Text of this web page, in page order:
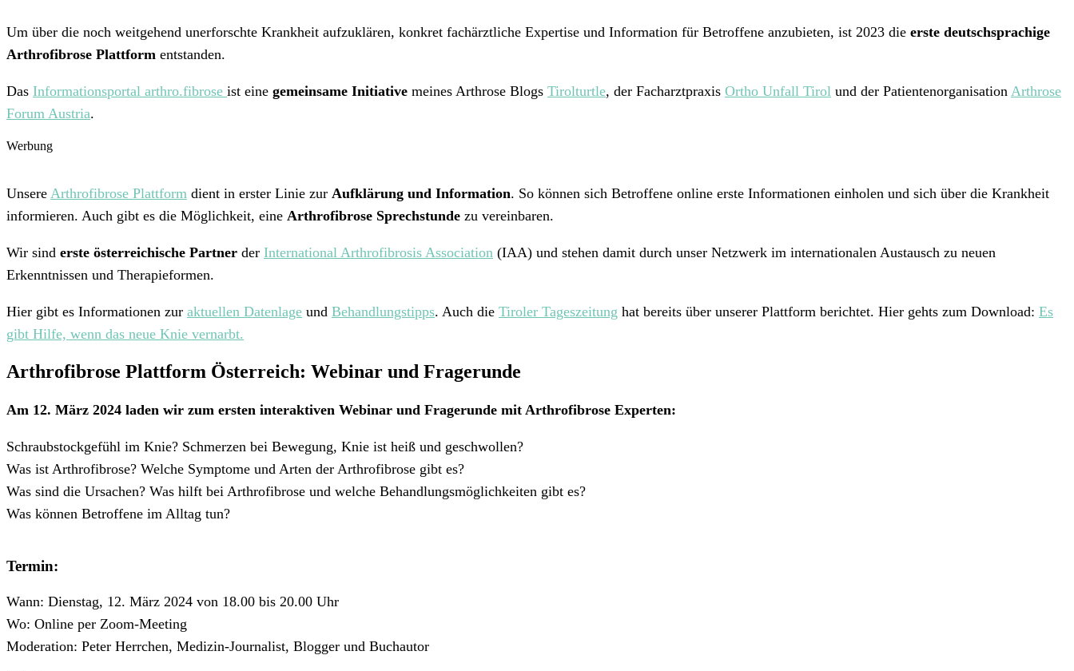
Um über die noch weitgehend unerforschte Krankheit aufzuklären, konkret fachärztliche Expertise und Information für Betroffene anzubieten, ist 2023 die erste deutschsprachige
Arthrofibrose Plattform entstanden.
Das Informationsportal arthro.fibrose ist eine gemeinsame Initiative meines Arthrose Blogs Tirolturtle, der Facharztpraxis Ortho Unfall Tirol und der Patientenorganisation Arthrose
Forum Austria.
Werbung
Unsere Arthrofibrose Plattform dient in erster Linie zur Aufklärung und Information. So können sich Betroffene online erste Informationen einholen und sich über die Krankheit
informieren. Auch gibt es die Möglichkeit, eine Arthrofibrose Sprechstunde zu vereinbaren.
Wir sind erste österreichische Partner der International Arthrofibrosis Association (IAA) und stehen damit durch unser Netzwerk im internationalen Austausch zu neuen
Erkenntnissen und Therapieformen.
Hier gibt es Informationen zur aktuellen Datenlage und Behandlungstipps. Auch die Tiroler Tageszeitung hat bereits über unserer Plattform berichtet. Hier gehts zum Download: Es
gibt Hilfe, wenn das neue Knie vernarbt.
Arthrofibrose Plattform Österreich: Webinar und Fragerunde
Am 12. März 2024 laden wir zum ersten interaktiven Webinar und Fragerunde mit Arthrofibrose Experten:
Schraubstockgefühl im Knie? Schmerzen bei Bewegung, Knie ist heiß und geschwollen?
Was ist Arthrofibrose? Welche Symptome und Arten der Arthrofibrose gibt es?
Was sind die Ursachen? Was hilft bei Arthrofibrose und welche Behandlungsmöglichkeiten gibt es?
Was können Betroffene im Alltag tun?
Termin:
Wann: Dienstag, 12. März 2024 von 18.00 bis 20.00 Uhr
Wo: Online per Zoom-Meeting
Moderation: Peter Herrchen, Medizin-Journalist, Blogger und Buchautor